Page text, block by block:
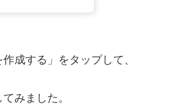
成する」をタップして、
みました。